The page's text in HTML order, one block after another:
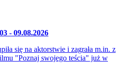
- 09.08.2026
się na aktorstwie i zagrała m.in. z
"Poznaj swojego teścia" już w